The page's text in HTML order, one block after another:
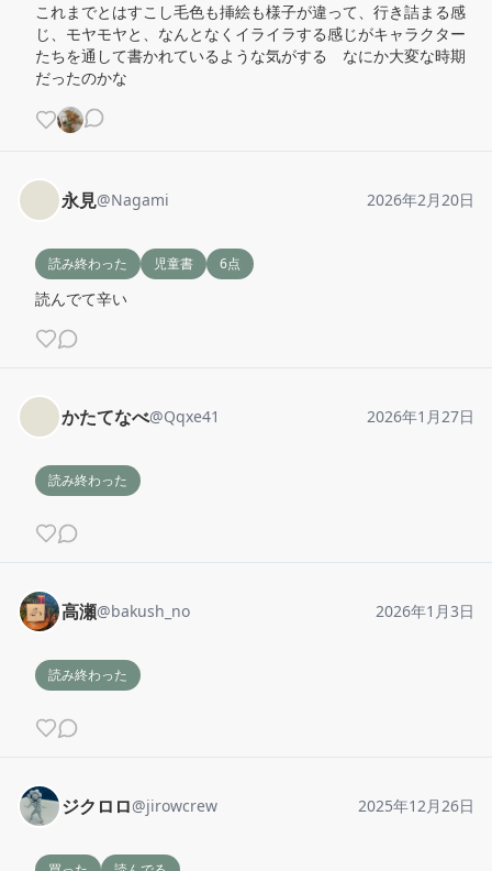
これまでとはすこし毛色も挿絵も様子が違って、行き詰まる感
じ、モヤモヤと、なんとなくイライラする感じがキャラクター
たちを通して書かれているような気がする　なにか大変な時期
だったのかな
永見@Nagami 2026年2月20日
読み終わった 児童書 6点
読んでて辛い
かたてなべ@Qqxe41 2026年1月27日
読み終わった
高瀬@bakush_no 2026年1月3日
読み終わった
ジクロロ@jirowcrew 2025年12月26日